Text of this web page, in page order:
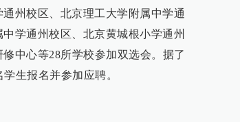
州校区、北京理工大学附属中学通
学通州校区、北京黄城根小学通州
中心等28所学校参加双选会。据了
生报名并参加应聘。